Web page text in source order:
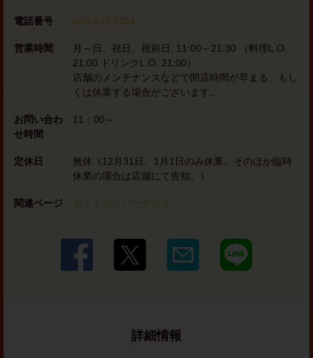
電話番号 028-637-3301
営業時間
月～日、祝日、祝前日: 11:00～21:30 （料理L.O.
21:00 ドリンクL.O. 21:00）
店舗のメンテナンスなどで閉店時間が早まる、もし
くは休業する場合がございます。
お問い合わ
せ時間
11：00～
定休日
無休（12月31日、1月1日のみ休業。そのほか臨時
休業の場合は店舗にて告知。）
関連ページ ホットペッパーグルメ
詳細情報